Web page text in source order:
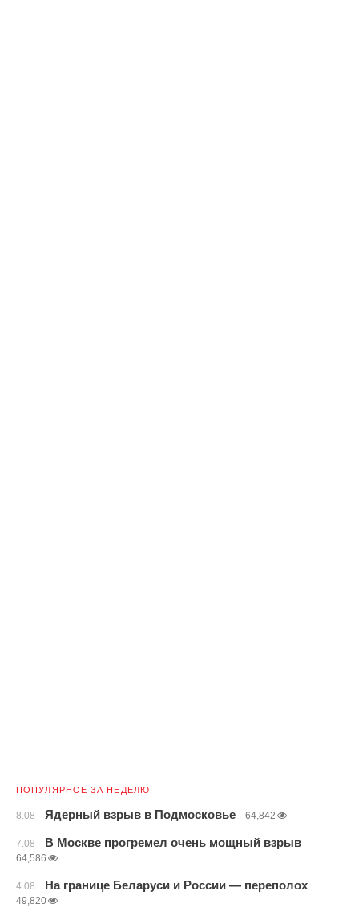
ПОПУЛЯРНОЕ ЗА НЕДЕЛЮ
8.08 Ядерный взрыв в Подмосковье 64,842
7.08 В Москве прогремел очень мощный взрыв
64,586
4.08 На границе Беларуси и России — переполох
49,820